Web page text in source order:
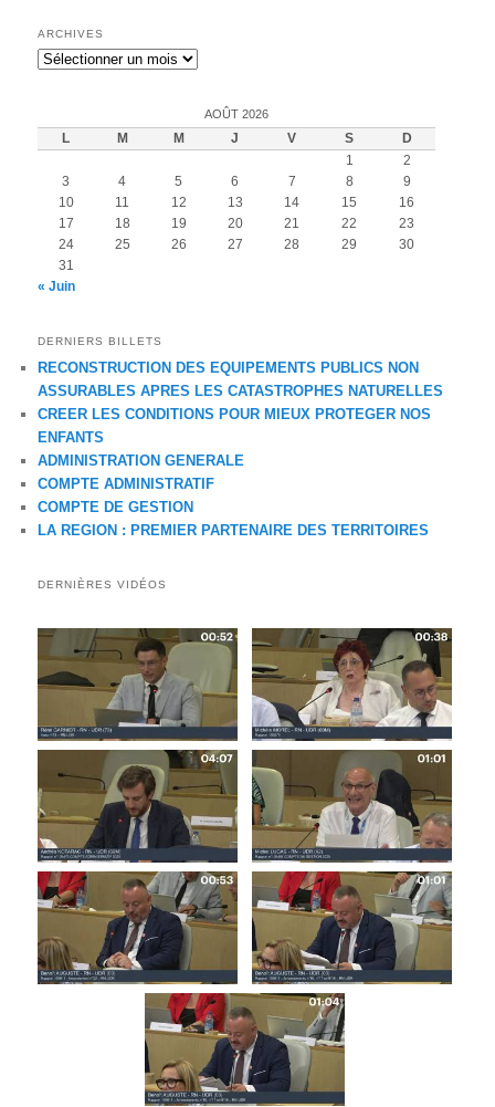
ARCHIVES
Archives
AOÛT 2026
L M M J V S
D
1
2
3
4 5 6 7 8
9
10
11 12 13 14 15
16
17
18 19 20 21 22
23
24
25 26 27 28 29
30
31
« Juin
DERNIERS BILLETS
RECONSTRUCTION DES EQUIPEMENTS PUBLICS NON
ASSURABLES APRES LES CATASTROPHES NATURELLES
CREER LES CONDITIONS POUR MIEUX PROTEGER NOS
ENFANTS
ADMINISTRATION GENERALE
COMPTE ADMINISTRATIF
COMPTE DE GESTION
LA REGION : PREMIER PARTENAIRE DES TERRITOIRES
DERNIÈRES VIDÉOS